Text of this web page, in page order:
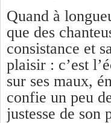
Quand à
que des
consistance et
plaisir : c’est
sur ses maux,
confie un peu
justesse de son